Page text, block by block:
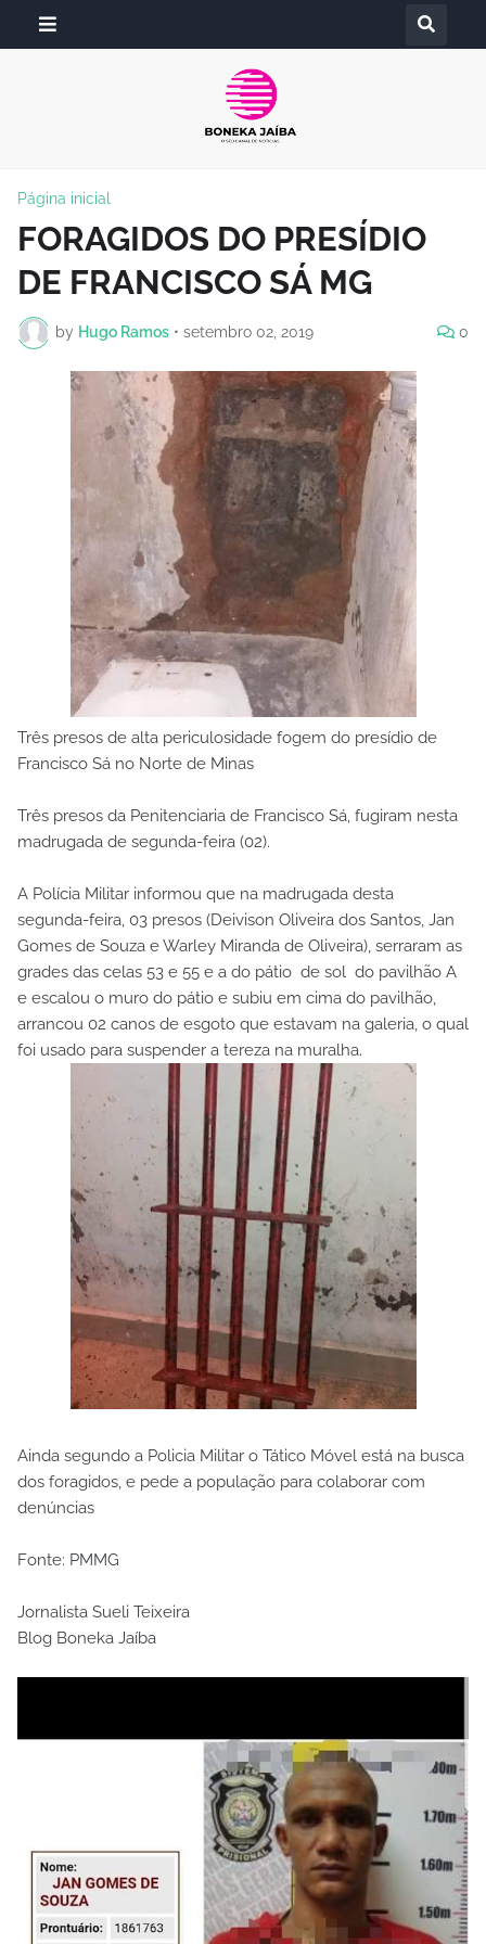
Página inicial
FORAGIDOS DO PRESÍDIO
DE FRANCISCO SÁ MG
by Hugo Ramos • setembro 02, 2019 0
Três presos de alta periculosidade fogem do presídio de
Francisco Sá no Norte de Minas
Três presos da Penitenciaria de Francisco Sá, fugiram nesta
madrugada de segunda-feira (02).
A Polícia Militar informou que na madrugada desta
segunda-feira, 03 presos (Deivison Oliveira dos Santos, Jan
Gomes de Souza e Warley Miranda de Oliveira), serraram as
grades das celas 53 e 55 e a do pátio de sol do pavilhão A
e escalou o muro do pátio e subiu em cima do pavilhão,
arrancou 02 canos de esgoto que estavam na galeria, o qual
foi usado para suspender a tereza na muralha.
Ainda segundo a Policia Militar o Tático Móvel está na busca
dos foragidos, e pede a população para colaborar com
denúncias
Fonte: PMMG
Jornalista Sueli Teixeira
Blog Boneka Jaíba